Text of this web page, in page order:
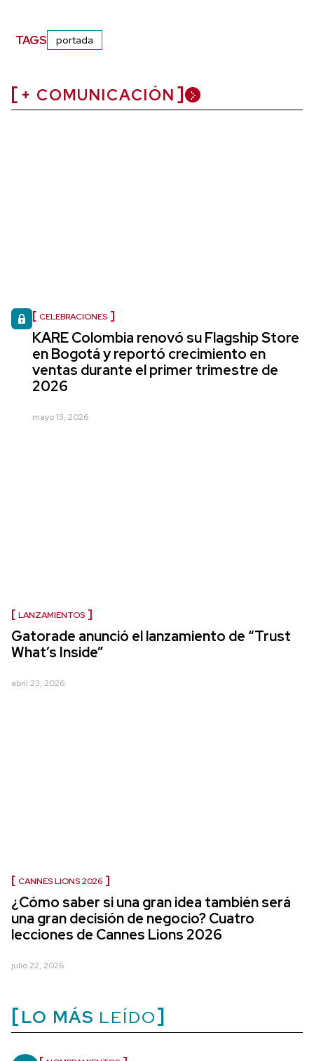
TAGS portada
+ COMUNICACIÓN
CELEBRACIONES
KARE Colombia renovó su Flagship Store
en Bogotá y reportó crecimiento en
ventas durante el primer trimestre de
2026
mayo 13, 2026
LANZAMIENTOS
Gatorade anunció el lanzamiento de “Trust
What’s Inside”
abril 23, 2026
CANNES LIONS 2026
¿Cómo saber si una gran idea también será
una gran decisión de negocio? Cuatro
lecciones de Cannes Lions 2026
julio 22, 2026
LO MÁS LEÍDO